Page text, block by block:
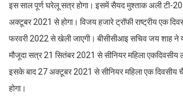
इस साल पूर्ण घरेलू सत्र होगा। इसमें सैयद मुश्ताक अली टी-
अक्टूबर 2021 से होगा। विजय हजारे ट्रॉफी राष्ट्रीय एक
फरवरी 2022 से खेली जाएगी। बीसीसीआइ सचिव जय शाह ने
मौजूदा सत्र 21 सितंबर 2021 से सीनियर महिला एकदिवसीय
इसके बाद 27 अक्टूबर 2021 से सीनियर महिला एक
होगा।